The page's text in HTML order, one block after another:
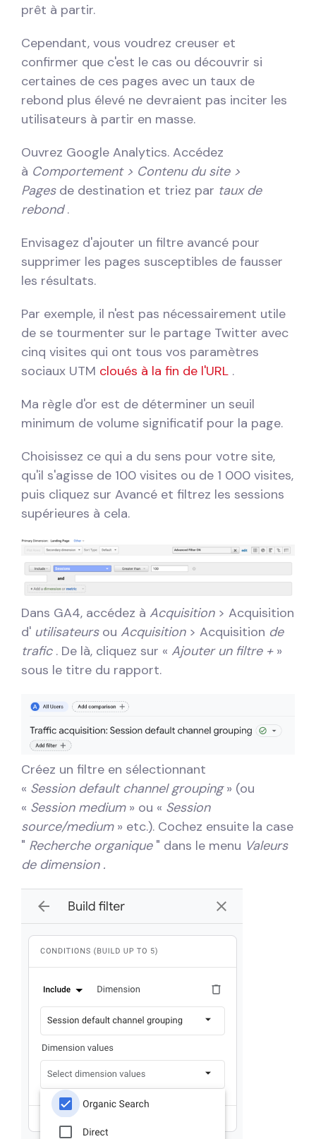
prêt à partir.
Cependant, vous voudrez creuser et
confirmer que c'est le cas ou découvrir si
certaines de ces pages avec un taux de
rebond plus élevé ne devraient pas inciter les
utilisateurs à partir en masse.
Ouvrez Google Analytics. Accédez
à Comportement > Contenu du site >
Pagesde destination et triez par taux de
rebond.
Envisagez d'ajouter un filtre avancé pour
supprimer les pages susceptibles de fausser
les résultats.
Par exemple, il n'est pas nécessairement utile
de se tourmenter sur le partage Twitter avec
cinq visites qui ont tous vos paramètres
sociaux UTM cloués à la fin de l'URL .
Ma règle d'or est de déterminer un seuil
minimum de volume significatif pour la page.
Choisissez ce qui a du sens pour votre site,
qu'il s'agisse de 100 visites ou de 1 000 visites,
puis cliquez sur Avancé et filtrez les sessions
supérieures à cela.
Dans GA4, accédez à Acquisition> Acquisition
d' utilisateursou Acquisition> Acquisition de
trafic. De là, cliquez sur « Ajouter un filtre +»
sous le titre du rapport.
Créez un filtre en sélectionnant
« Session default channel grouping» (ou
« Session medium» ou « Session
source/medium» etc.). Cochez ensuite la case
" Recherche organique" dans le menu Valeurs
de dimension .